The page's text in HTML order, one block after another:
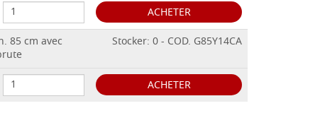
ACHETER
85 cm avec
Stocker: 0 - COD. G85Y14CA
ACHETER